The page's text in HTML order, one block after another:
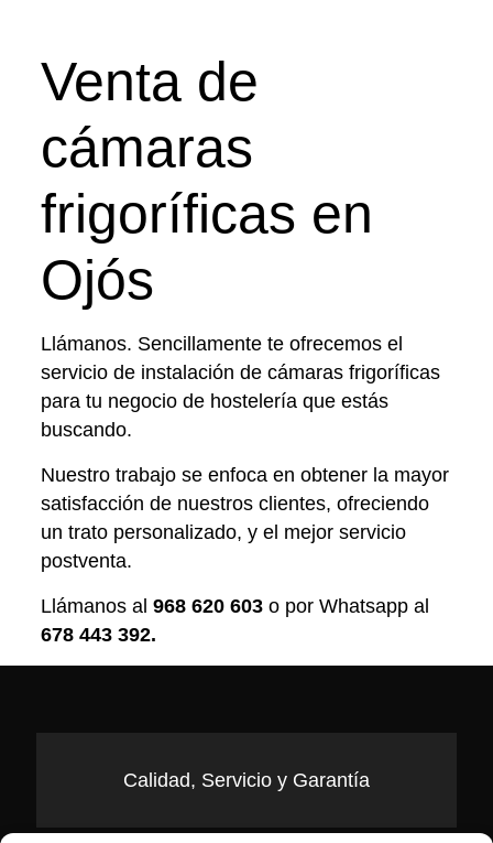
Venta de
cámaras
frigoríficas en
Ojós
Llámanos. Sencillamente te ofrecemos el
servicio de instalación de cámaras frigoríficas
para tu negocio de hostelería que estás
buscando.
Nuestro trabajo se enfoca en obtener la mayor
satisfacción de nuestros clientes, ofreciendo
un trato personalizado, y el mejor servicio
postventa.
Llámanos al 968 620 603o por Whatsapp al
678 443 392.
Calidad, Servicio y Garantía